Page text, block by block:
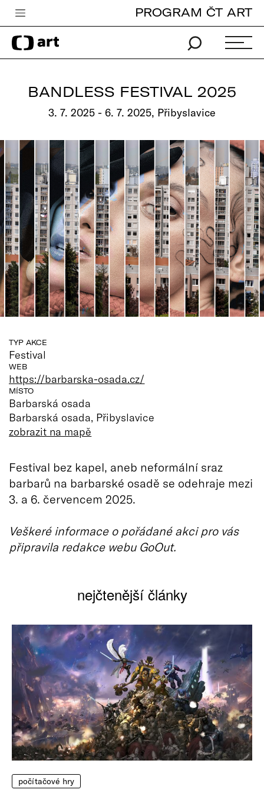
Česká televize
Zpravodajství
Pro děti
edu
Vše o ČT
PROGRAM ČT ART
BANDLESS FESTIVAL 2025
3. 7. 2025 - 6. 7. 2025, Přibyslavice
TYP AKCE
Festival
WEB
https://barbarska-osada.cz/
MÍSTO
Barbarská osada
Barbarská osada, Přibyslavice
zobrazit na mapě
Festival bez kapel, aneb neformální sraz
barbarů na barbarské osadě se odehraje mezi
3. a 6. červencem 2025.
Veškeré informace o pořádané akci pro vás
připravila redakce webu GoOut.
nejčtenější články
počítačové hry